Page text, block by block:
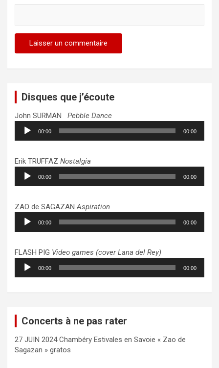
Disques que j’écoute
John SURMAN Pebble Dance
Lecteur
audio
00:00 00:00
Erik TRUFFAZ Nostalgia
Lecteur
audio
00:00 00:00
ZAO de SAGAZANAspiration
Lecteur
audio
00:00 00:00
FLASH PIG Video games (cover Lana del Rey)
Lecteur
audio
00:00 00:00
Concerts à ne pas rater
27 JUIN 2024 Chambéry Estivales en Savoie « Zao de
Sagazan » gratos